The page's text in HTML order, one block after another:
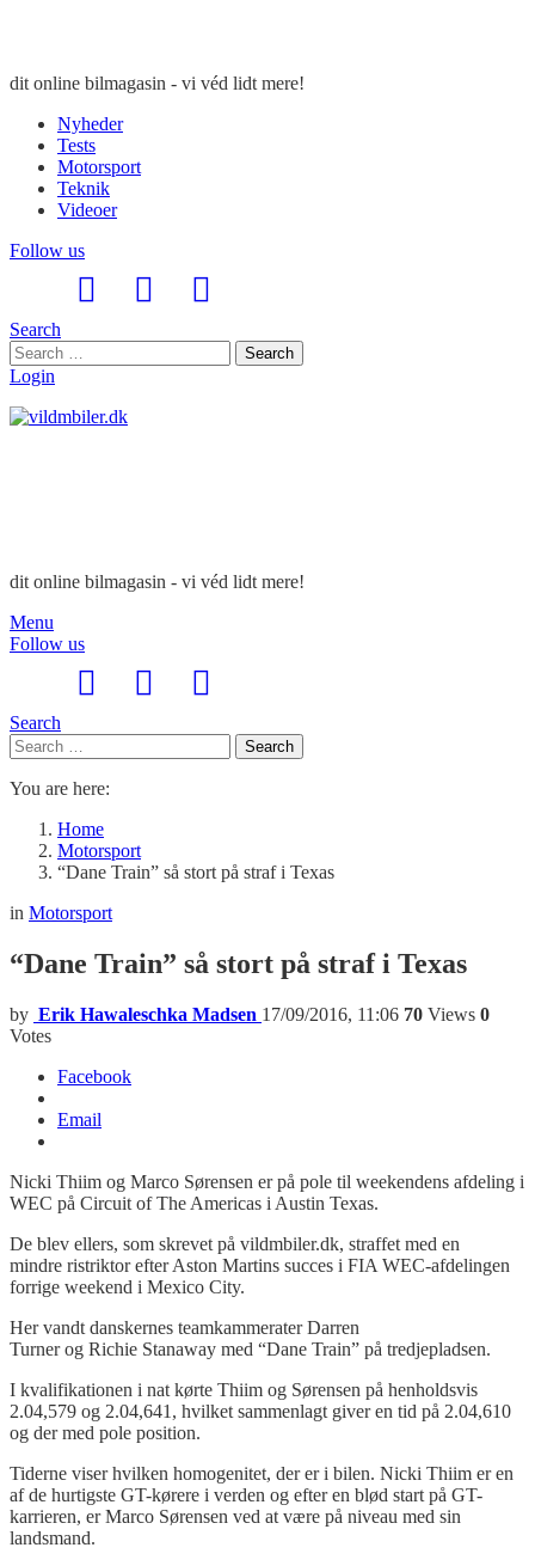
dit online bilmagasin - vi véd lidt mere!
Nyheder
Tests
Motorsport
Teknik
Videoer
Follow us
Search
Search
for:
Search
Login
dit online bilmagasin - vi véd lidt mere!
Menu
Follow us
Search
Search
for:
Search
You are here:
Home
Motorsport
“Dane Train” så stort på straf i Texas
in Motorsport
“Dane Train” så stort på straf i Texas
by Erik Hawaleschka Madsen 17/09/2016, 11:06 70 Views 0
Votes
Facebook
Email
Nicki Thiim og Marco Sørensen er på pole til weekendens afdeling i
WEC på Circuit of The Americas i Austin Texas.
De blev ellers, som skrevet på vildmbiler.dk, straffet med en
mindre ristriktor efter Aston Martins succes i FIA WEC-afdelingen
forrige weekend i Mexico City.
Her vandt danskernes teamkammerater Darren
Turner og Richie Stanaway med “Dane Train” på tredjepladsen.
I kvalifikationen i nat kørte Thiim og Sørensen på henholdsvis
2.04,579 og 2.04,641, hvilket sammenlagt giver en tid på 2.04,610
og der med pole position.
Tiderne viser hvilken homogenitet, der er i bilen. Nicki Thiim er en
af de hurtigste GT-kørere i verden og efter en blød start på GT-
karrieren, er Marco Sørensen ved at være på niveau med sin
landsmand.